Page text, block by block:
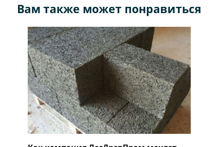
Вам также может понравиться